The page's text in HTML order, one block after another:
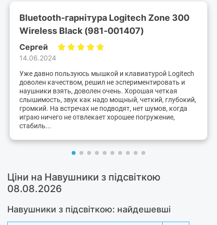
Bluetooth-гарнітура Logitech Zone 300
Wireless Black (981-001407)
Сергей
14.06.2024
Уже давно пользуюсь мышкой и клавиатурой Logitech
доволен качеством, решил не эспериментировать и
наушники взять, доволен очень. Хорошая четкая
слышимость, звук как надо мощный, четкий, глубокий,
громкий. На встречах не подводят, нет шумов, когда
играю ничего не отвлекает хорошее погружение,
стабиль...
Ціни на Навушники з підсвіткою
08.08.2026
Навушники з підсвіткою: найдешевші